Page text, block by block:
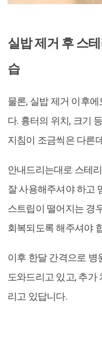
실밥 제거 후 스
습
물론, 실밥 제거 이후
다. 흉터의 위치, 크기
지침이 조금씩은 다른
안내드리는대로 스테
잘 사용해주셔야 하고
스트립이 떨어지는 경
회복되도록 해주셔야
이후 한달 간격으로
도와드리고 있고, 추가
리고 있답니다.